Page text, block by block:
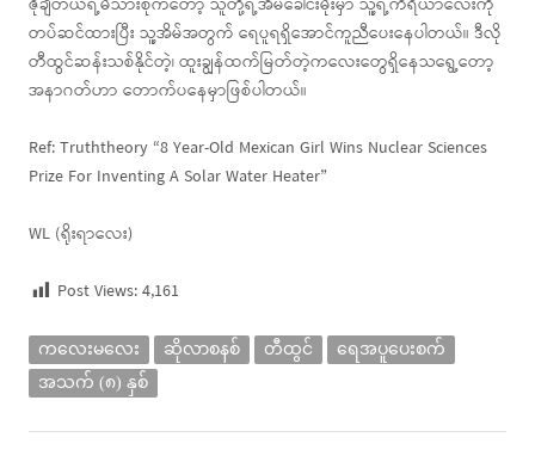
ဇိုချီတယ်ရဲ့မိသားစုကတော့ သူတို့ရဲ့အိမ်ခေါင်းမိုးမှာ သူ့ရဲ့ကိရိယာလေးကို
တပ်ဆင်ထားပြီး သူ့အိမ်အတွက် ရေပူရရှိအောင်ကူညီပေးနေပါတယ်။ ဒီလို
တီထွင်ဆန်းသစ်နိုင်တဲ့၊ ထူးချွန်ထက်မြတ်တဲ့ကလေးတွေရှိနေသရွေ့တော့
အနာဂတ်ဟာ တောက်ပနေမှာဖြစ်ပါတယ်။
Ref: Truththeory “8 Year-Old Mexican Girl Wins Nuclear Sciences
Prize For Inventing A Solar Water Heater”
WL (ရိုးရာလေး)
Post Views:4,161
ကလေးမလေး ဆိုလာစနစ် တီထွင်
ရေအပူပေးစက်
အသက် (၈) နှစ်